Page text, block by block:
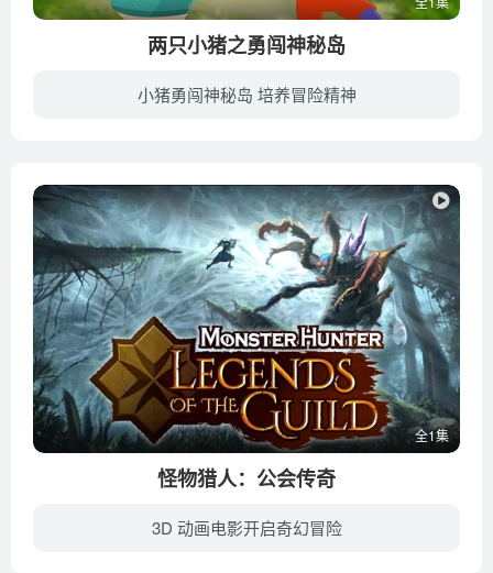
两只小猪之勇闯神秘岛
小猪勇闯神秘岛 培养冒险精神
全1集
怪物猎人：公会传奇
3D 动画电影开启奇幻冒险